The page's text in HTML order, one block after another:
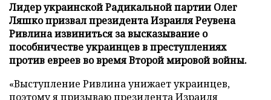
Лидер украинской Радикальной партии Олег
Ляшко призвал президента Израиля Реувена
Ривлина извиниться за высказывание о
пособничестве украинцев в преступлениях
против евреев во время Второй мировой войны.
«Выступление Ривлина унижает украинцев,
поэтому я призываю президента Израиля